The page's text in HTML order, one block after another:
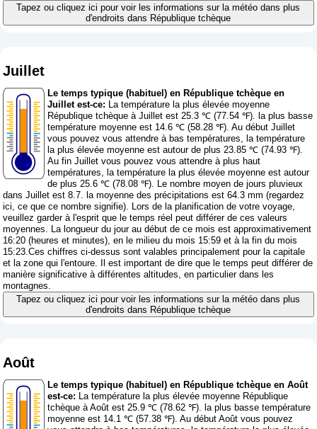
Tapez ou cliquez ici pour voir les informations sur la météo dans plus
d'endroits dans République tchèque
Juillet
Le temps typique (habituel) en République tchèque en
Juillet est-ce: La température la plus élevée moyenne
République tchèque à Juillet est 25.3 ℃ (77.54 ℉). la plus basse
température moyenne est 14.6 ℃ (58.28 ℉). Au début Juillet
vous pouvez vous attendre à bas températures, la température
la plus élevée moyenne est autour de plus 23.85 ℃ (74.93 ℉).
Au fin Juillet vous pouvez vous attendre à plus haut
températures, la température la plus élevée moyenne est autour
de plus 25.6 ℃ (78.08 ℉). Le nombre moyen de jours pluvieux
dans Juillet est 8.7. la moyenne des précipitations est 64.3 mm (regardez
ici, ce que ce nombre signifie). Lors de la planification de votre voyage,
veuillez garder à l'esprit que le temps réel peut différer de ces valeurs
moyennes. La longueur du jour au début de ce mois est approximativement
16:20 (heures et minutes), en le milieu du mois 15:59 et à la fin du mois
15:23.Ces chiffres ci-dessus sont valables principalement pour la capitale
et la zone qui l'entoure. Il est important de dire que le temps peut différer de
manière significative à différentes altitudes, en particulier dans les
montagnes.
Tapez ou cliquez ici pour voir les informations sur la météo dans plus
d'endroits dans République tchèque
Août
Le temps typique (habituel) en République tchèque en Août
est-ce: La température la plus élevée moyenne République
tchèque à Août est 25.9 ℃ (78.62 ℉). la plus basse température
moyenne est 14.1 ℃ (57.38 ℉). Au début Août vous pouvez